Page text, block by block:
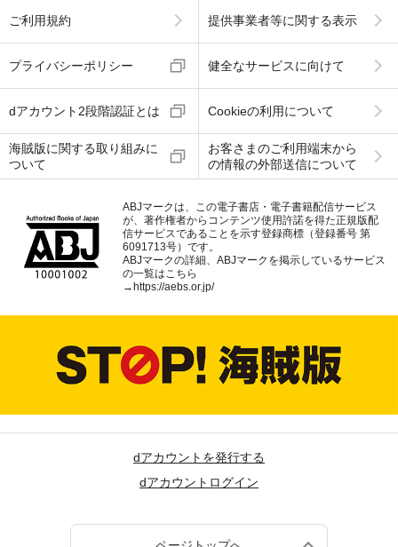
ご利用規約 提供事業者等に関する表示
プライバシーポリシー 健全なサービスに向けて
dアカウント2段階認証とは Cookieの利用について
海賊版に関する取り組みに
ついて
お客さまのご利用端末から
の情報の外部送信について
ABJマークは、この電子書店・電子書籍配信サービス
が、著作権者からコンテンツ使用許諾を得た正規版配
信サービスであることを示す登録商標（登録番号 第
6091713号）です。
ABJマークの詳細、ABJマークを掲示しているサービス
の一覧はこちら
→ https://aebs.or.jp/
dアカウントを発行する
dアカウントログイン